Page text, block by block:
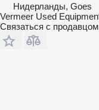
Нидерланды, Goes
Vermeer Used
Связаться с продавцом